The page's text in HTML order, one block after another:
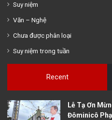
Suy niệm
Văn – Nghệ
Chưa được phân loại
Suy niệm trong tuần
Recent
Lễ Tạ Ơn
Đôminicô